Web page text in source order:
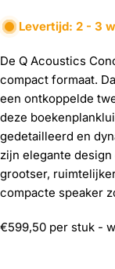
Levertijd: 2 - 3
De Q Acoustics
compact formaat.
een ontkoppelde
deze
gedetailleerd en
zijn elegante
grootser,
compacte speaker
€599,50 per stuk -